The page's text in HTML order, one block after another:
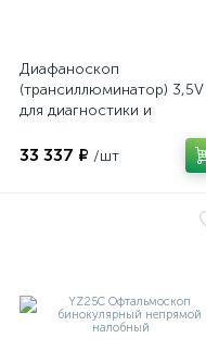
Диафаноскоп
(трансиллюминатор) 3,5V
для диагностики и
структур глазного яблока
33 337 ₽ /шт